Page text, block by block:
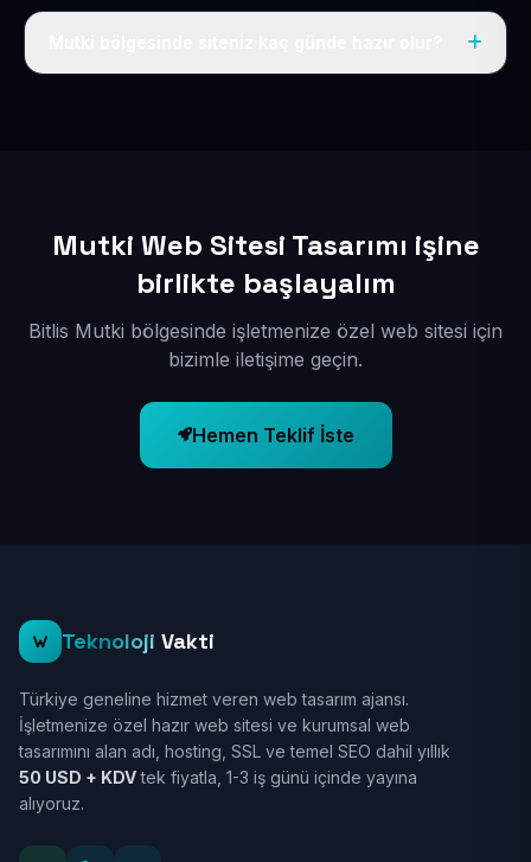
Tek fiyat uygulanır: yıllık 50 USD + KDV. Bu bedele alan
Mutki Web Sitesi Tasarımı işine
birlikte başlayalım
Bitlis Mutki bölgesinde işletmenize özel web sitesi için
bizimle iletişime geçin.
Hemen Teklif İste
Teknoloji Vakti
Türkiye geneline hizmet veren web tasarım ajansı.
İşletmenize özel hazır web sitesi ve kurumsal web
tasarımını alan adı, hosting, SSL ve temel SEO dahil yıllık
50 USD + KDVtek fiyatla, 1-3 iş günü içinde yayına
alıyoruz.